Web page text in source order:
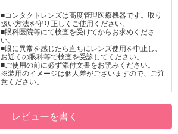
■コンタクトレンズは高度管理医療機器です。取り
扱い方法を守り正しくご使用ください。
■眼科医院等にて検査を受けてからお求めくださ
い。
■眼に異常を感じたら直ちにレンズ使用を中止し、
お近くの眼科等で検査を受診してください。
■ご使用の前に必ず添付文書をお読みください。
※装用のイメージは個人差がございますので、ご注
意ください。
レビューを書く